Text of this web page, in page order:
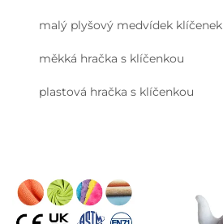
malý plyšový medvídek klíčenek
měkká hračka s klíčenkou
plastová hračka s klíčenkou